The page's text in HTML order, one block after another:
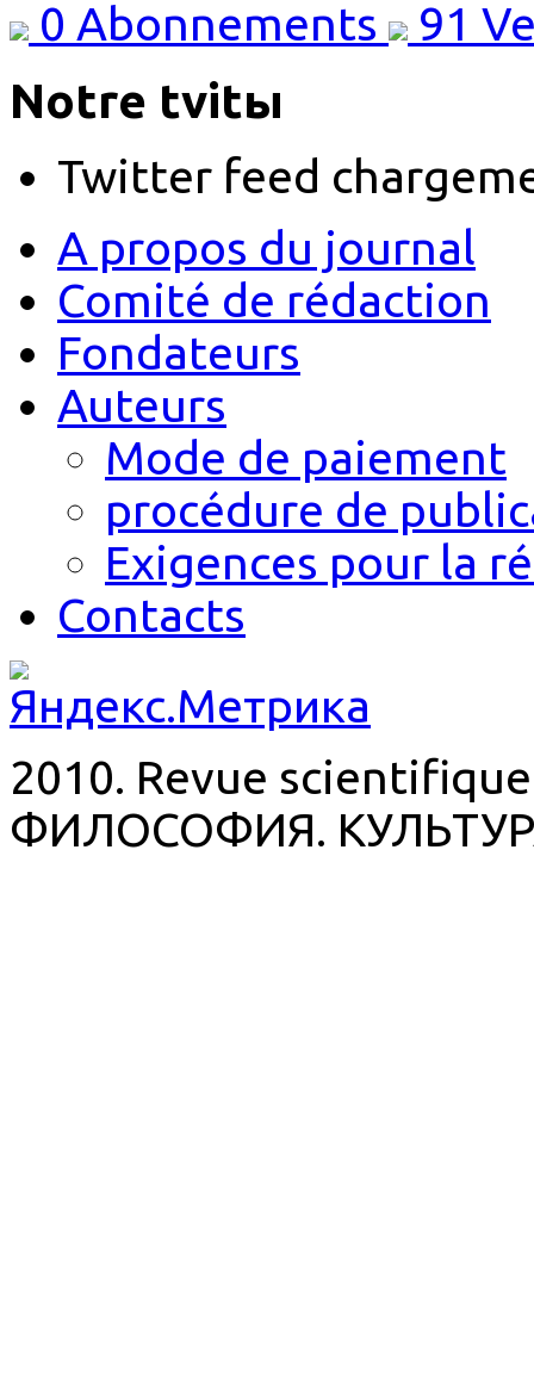
0 Abonnements 91
Notre tvitы
Twitter feed
A propos du journal
Comité de rédaction
Fondateurs
Auteurs
Mode de paiement
procédure de
Exigences pour la
Contacts
2010. Revue
ФИЛОСОФИЯ.